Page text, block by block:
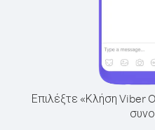
Επιλέξτε «Κλήση Viber